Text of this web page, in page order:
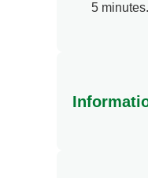
5 minutes.